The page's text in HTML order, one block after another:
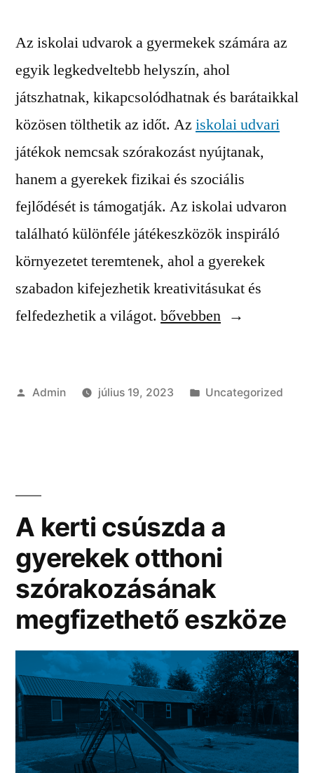
Az iskolai udvarok a gyermekek számára az
egyik legkedveltebb helyszín, ahol
játszhatnak, kikapcsolódhatnak és barátaikkal
közösen tölthetik az időt. Az iskolai udvari
játékok nemcsak szórakozást nyújtanak,
hanem a gyerekek fizikai és szociális
fejlődését is támogatják. Az iskolai udvaron
található különféle játékeszközök inspiráló
környezetet teremtenek, ahol a gyerekek
szabadon kifejezhetik kreativitásukat és
felfedezhetik a világot. “A
iskolai
bővebben
Szerző:
Admin július 19, 2023 Kategória:
Uncategorized
A kerti csúszda a
gyerekek otthoni
szórakozásának
megfizethető eszköze